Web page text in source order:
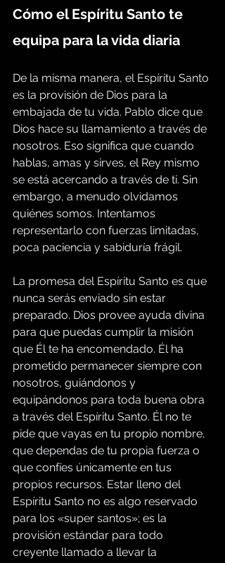
Cómo el Espíritu Santo te
equipa para la vida diaria
De la misma manera, el Espíritu Santo
es la provisión de Dios para la
embajada de tu vida. Pablo dice que
Dios hace su llamamiento a través de
nosotros. Eso significa que cuando
hablas, amas y sirves, el Rey mismo
se está acercando a través de ti. Sin
embargo, a menudo olvidamos
quiénes somos. Intentamos
representarlo con fuerzas limitadas,
poca paciencia y sabiduría frágil.
La promesa del Espíritu Santo es que
nunca serás enviado sin estar
preparado. Dios provee ayuda divina
para que puedas cumplir la misión
que Él te ha encomendado. Él ha
prometido permanecer siempre con
nosotros, guiándonos y
equipándonos para toda buena obra
a través del Espíritu Santo. Él no te
pide que vayas en tu propio nombre,
que dependas de tu propia fuerza o
que confíes únicamente en tus
propios recursos. Estar lleno del
Espíritu Santo no es algo reservado
para los «super santos»; es la
provisión estándar para todo
creyente llamado a llevar la